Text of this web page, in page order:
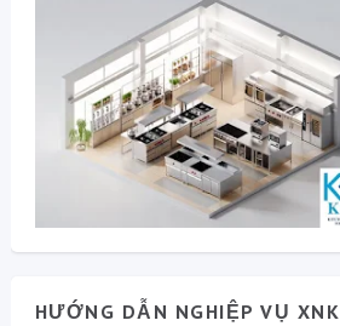
HƯỚNG DẪN NGHIỆP VỤ XNK